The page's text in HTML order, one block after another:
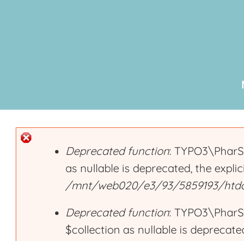
Deprecated function:
as nullable is deprecated, the
/mnt/web020/e3/93/5859193/
Deprecated function:
$collection as nullable is